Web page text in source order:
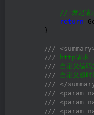
// 发起请
return
        }
///
/// http请求
/// 自定义编码
/// 自定义超
///
</
///
<param
///
<param
///
<param